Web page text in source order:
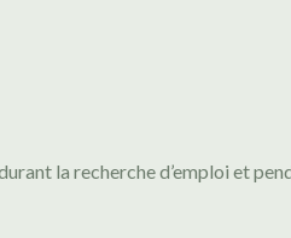
la recherche d’emploi et